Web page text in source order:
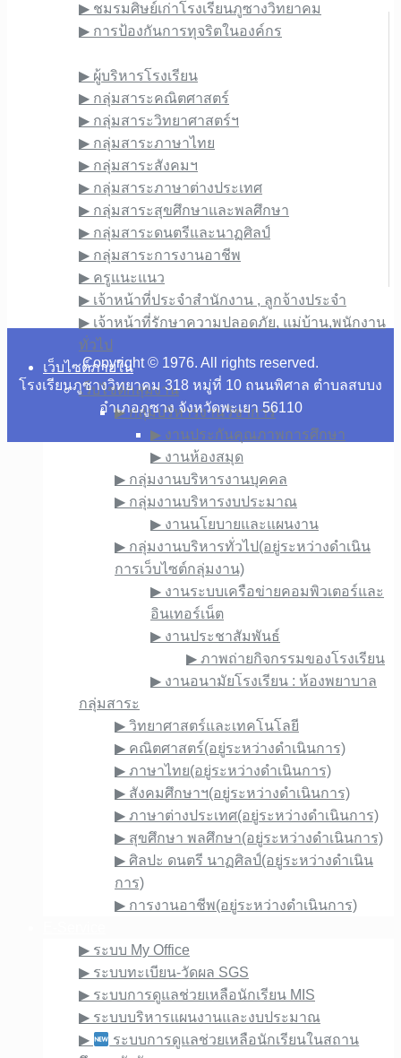
▶︎ ชมรมศิษย์เก่าโรงเรียนภูซางวิทยาคม
▶︎ การป้องกันการทุจริตในองค์กร
▶︎ ผู้บริหารโรงเรียน
▶︎ กลุ่มสาระคณิตศาสตร์
▶︎ กลุ่มสาระวิทยาศาสตร์ฯ
▶︎ กลุ่มสาระภาษาไทย
▶︎ กลุ่มสาระสังคมฯ
▶︎ กลุ่มสาระภาษาต่างประเทศ
▶︎ กลุ่มสาระสุขศึกษาและพลศึกษา
▶︎ กลุ่มสาระดนตรีและนาฏศิลป์
▶︎ กลุ่มสาระการงานอาชีพ
▶︎ ครูแนะแนว
▶︎ เจ้าหน้าที่ประจำสำนักงาน , ลูกจ้างประจำ
▶︎ เจ้าหน้าที่รักษาความปลอดภัย, แม่บ้าน,พนักงาน
ทั่วไป
เว็บไซต์ภายใน
เว็บไซต์กลุ่มงาน
▶︎ กลุ่มบริหารงานวิชาการ
▶︎ งานประกันคุณภาพการศึกษา
▶︎ งานห้องสมุด
▶︎ กลุ่มงานบริหารงานบุคคล
▶︎ กลุ่มงานบริหารงบประมาณ
▶︎ งานนโยบายและแผนงาน
▶︎ กลุ่มงานบริหารทั่วไป(อยู่ระหว่างดำเนิน
การเว็บไซต์กลุ่มงาน)
▶︎ งานระบบเครือข่ายคอมพิวเตอร์และ
อินเทอร์เน็ต
▶︎ งานประชาสัมพันธ์
▶︎ ภาพถ่ายกิจกรรมของโรงเรียน
▶︎ งานอนามัยโรงเรียน : ห้องพยาบาล
กลุ่มสาระ
▶︎ วิทยาศาสตร์และเทคโนโลยี
▶︎ คณิตศาสตร์(อยู่ระหว่างดำเนินการ)
▶︎ ภาษาไทย(อยู่ระหว่างดำเนินการ)
▶︎ สังคมศึกษาฯ(อยู่ระหว่างดำเนินการ)
▶︎ ภาษาต่างประเทศ(อยู่ระหว่างดำเนินการ)
▶︎ สุขศึกษา พลศึกษา(อยู่ระหว่างดำเนินการ)
▶︎ ศิลปะ ดนตรี นาฏศิลป์(อยู่ระหว่างดำเนิน
การ)
▶︎ การงานอาชีพ(อยู่ระหว่างดำเนินการ)
▶︎ ระบบ My Office
▶︎ ระบบทะเบียน-วัดผล SGS
▶︎ ระบบการดูแลช่วยเหลือนักเรียน MIS
▶︎ ระบบบริหารแผนงานและงบประมาณ
▶︎
ระบบการดูแลช่วยเหลือนักเรียนในสถาน
Copyright © 1976. All rights reserved.
โรงเรียนภูซางวิทยาคม 318 หมู่ที่ 10 ถนนพิศาล ตำบลสบบง
อำเภอภูซาง จังหวัดพะเยา 56110